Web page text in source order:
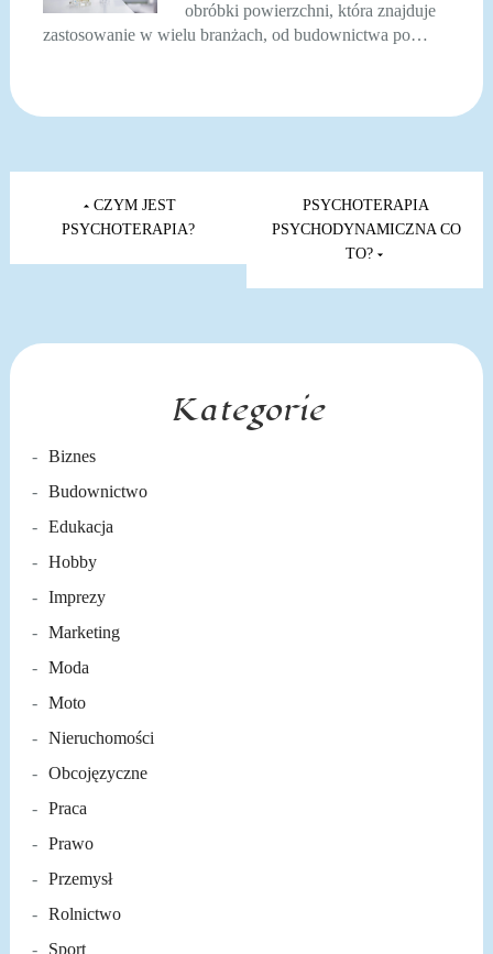
obróbki powierzchni, która znajduje
zastosowanie w wielu branżach, od budownictwa po…
Nawigacja
wpisuCZYM JEST
PSYCHOTERAPIA?
PSYCHOTERAPIA
PSYCHODYNAMICZNA CO
TO?
Kategorie
Biznes
Budownictwo
Edukacja
Hobby
Imprezy
Marketing
Moda
Moto
Nieruchomości
Obcojęzyczne
Praca
Prawo
Przemysł
Rolnictwo
Sport